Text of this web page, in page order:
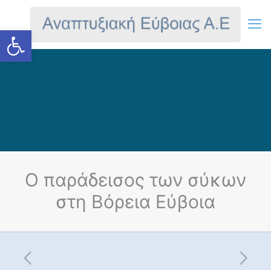
Ανοίξτε τη γραμμή εργαλείων
Ο παράδεισος των σύκων
στη Βόρεια Εύβοια